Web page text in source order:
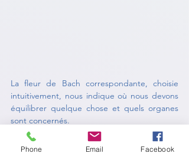
La fleur de Bach correspondante, choisie
intuitivement, nous indique où nous devons
équilibrer quelque chose et quels organes
sont concernés.
En principe, tout le système est toujours
Phone Email Facebook